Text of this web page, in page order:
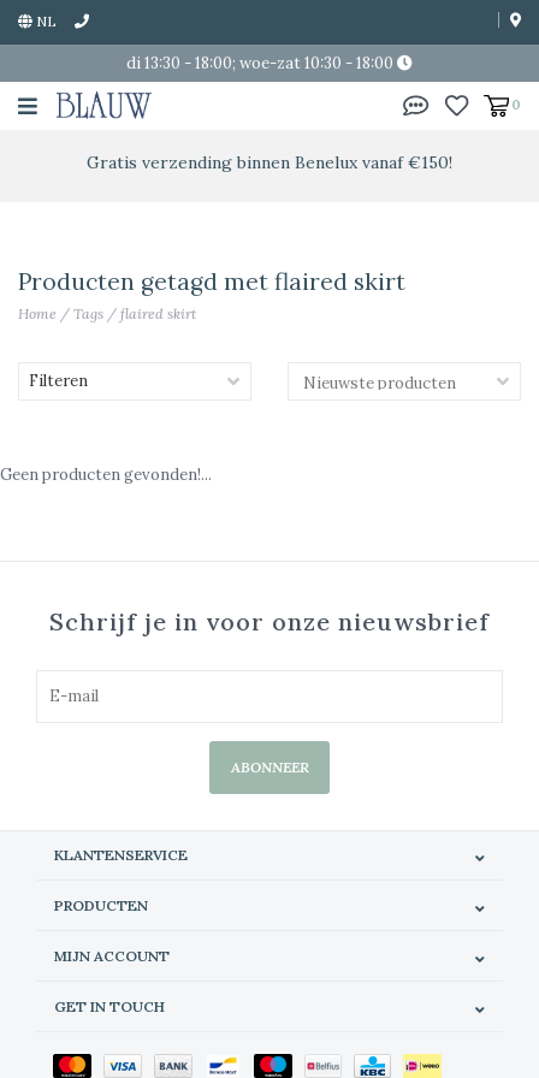
NL
di 13:30 - 18:00; woe-zat 10:30 - 18:00
0
Gratis verzending binnen Benelux vanaf €150!
Producten getagd met flaired skirt
Home / Tags / flaired skirt
Filteren
Geen producten gevonden!...
Schrijf je in voor onze nieuwsbrief
ABONNEER
KLANTENSERVICE
PRODUCTEN
MIJN ACCOUNT
GET IN TOUCH